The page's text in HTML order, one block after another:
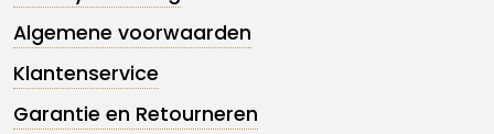
Algemene voorwaarden
Klantenservice
Garantie en Retourneren